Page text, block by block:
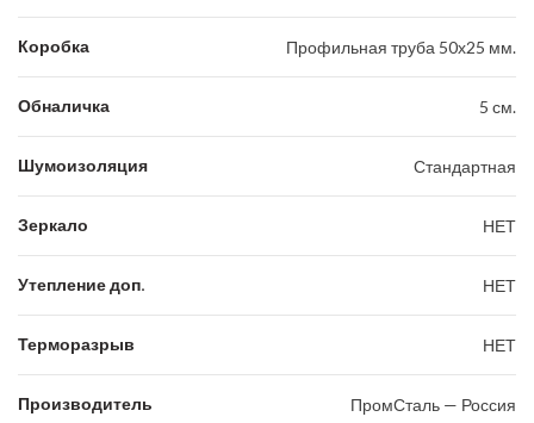
Коробка Профильная труба 50х25 мм.
Обналичка 5 см.
Шумоизоляция Стандартная
Зеркало НЕТ
Утепление доп. НЕТ
Терморазрыв НЕТ
Производитель ПромСталь — Россия